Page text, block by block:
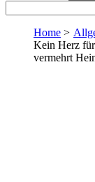
Home >
Kein Herz
vermehrt